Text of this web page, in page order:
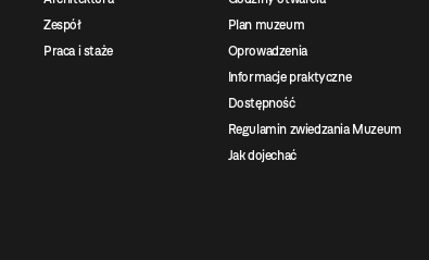
Zespół
Praca i staże
Plan muzeum
Oprowadzenia
Informacje praktyczne
Dostępność
Regulamin zwiedzania Muzeum
Jak dojechać